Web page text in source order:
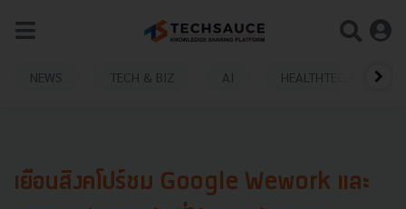
NEWS TECH & BIZ AI HEALTHTECH
เยือนสิงคโปร์ชม Google Wework และ